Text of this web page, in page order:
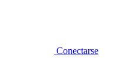
Conectarse